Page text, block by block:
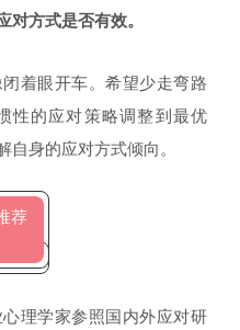
方式是否有效。
着眼开车。希望少走弯路
性的应对策略调整到最优
身的应对方式倾向。
荐
理学家参照国内外应对研